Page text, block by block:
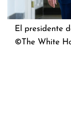
El presidente
©The White